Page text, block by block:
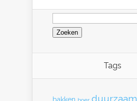
Zoeken
naar:
Tags
bakken duurzaam